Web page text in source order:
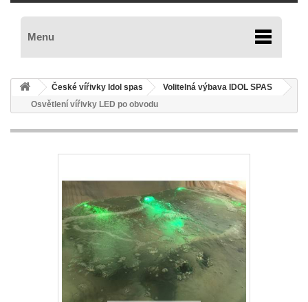
Menu
České vířivky Idol spas
Volitelná výbava IDOL SPAS
Osvětlení vířivky LED po obvodu